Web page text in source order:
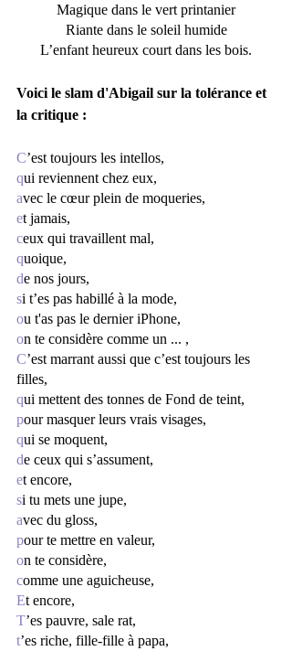
Magique dans le vert printanier
Riante dans le soleil humide
L’enfant heureux court dans les bois.
Voici le slam d'Abigail sur la tolérance et
la critique :
C’est toujours les intellos,
qui reviennent chez eux,
avec le cœur plein de moqueries,
et jamais,
ceux qui travaillent mal,
quoique,
de nos jours,
si t’es pas habillé à la mode,
ou t'as pas le dernier iPhone,
on te considère comme un ... ,
C’est marrant aussi que c’est toujours les
filles,
qui mettent des tonnes de Fond de teint,
pour masquer leurs vrais visages,
qui se moquent,
de ceux qui s’assument,
et encore,
si tu mets une jupe,
avec du gloss,
pour te mettre en valeur,
on te considère,
comme une aguicheuse,
Et encore,
T’es pauvre, sale rat,
t’es riche, fille-fille à papa,